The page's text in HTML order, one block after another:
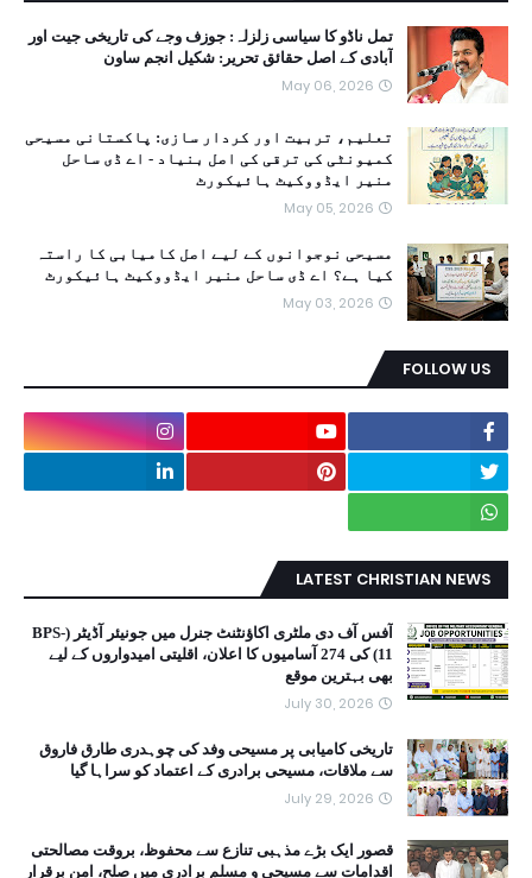
تمل ناڈو کا سیاسی زلزلہ: جوزف وجے کی تاریخی جیت اور
آبادی کے اصل حقائق تحریر: شکیل انجم ساون
May 06, 2026
تعلیم، تربیت اور کردار سازی: پاکستانی مسیحی
کمیونٹی کی ترقی کی اصل بنیاد - اے ڈی ساحل
منیر ایڈووکیٹ ہائیکورٹ
May 05, 2026
مسیحی نوجوانوں کے لیے اصل کامیابی کا راستہ
کیا ہے؟ اے ڈی ساحل منیر ایڈووکیٹ ہائیکورٹ
May 03, 2026
FOLLOW US
LATEST CHRISTIAN NEWS
آفس آف دی ملٹری اکاؤنٹنٹ جنرل میں جونیئر آڈیٹر (BPS-
11) کی 274 آسامیوں کا اعلان، اقلیتی امیدواروں کے لیے
بھی بہترین موقع
July 30, 2026
تاریخی کامیابی پر مسیحی وفد کی چوہدری طارق فاروق
سے ملاقات، مسیحی برادری کے اعتماد کو سراہا گیا
July 29, 2026
قصور ایک بڑے مذہبی تنازع سے محفوظ، بروقت مصالحتی
اقدامات سے مسیحی و مسلم برادری میں صلح، امن برقرار